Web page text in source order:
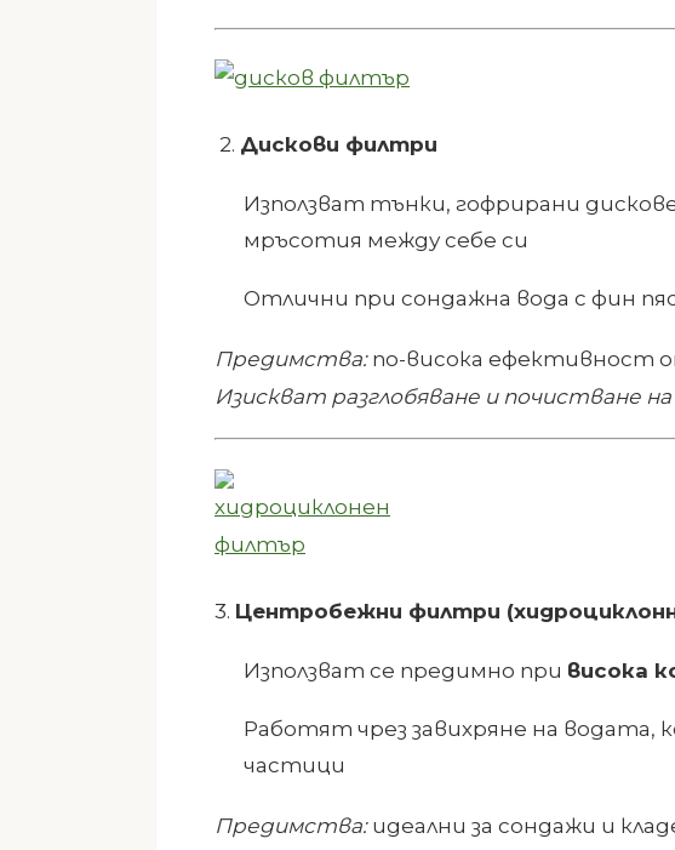
2. Дискови филтри
Използват тънки, гофрирани
мръсотия между себе си
Отлични при сондажна вода с фин
Предимства:по-висока ефективност
Изискват разглобяване и почистване
3. Центробежни филтри
Използват се предимно при висока
Работят чрез завихряне на
частици
Предимства:идеални за сондажи и